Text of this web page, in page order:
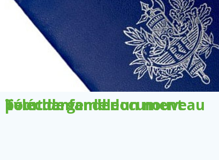
Télécharger le document pour demander un nouveau livret de famille